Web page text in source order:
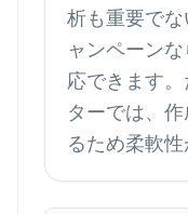
析も重要で
ャンペーン
応できます
ターでは、
るため柔軟性